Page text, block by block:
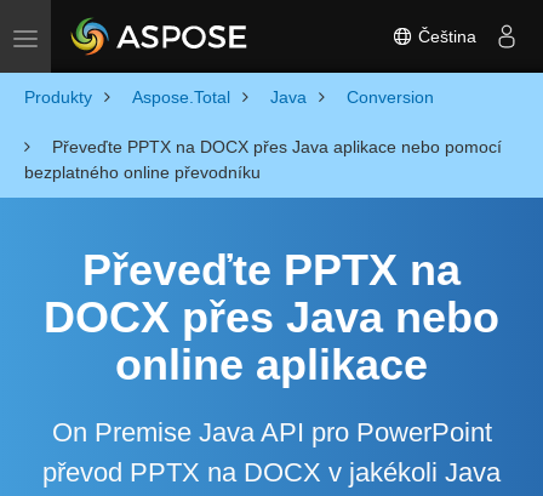
Toggle navigation Čeština
Produkty Aspose.Total Java Conversion
Převeďte PPTX na DOCX přes Java aplikace nebo pomocí
bezplatného online převodníku
Převeďte PPTX na
DOCX přes Java nebo
online aplikace
On Premise Java API pro PowerPoint
převod PPTX na DOCX v jakékoli Java